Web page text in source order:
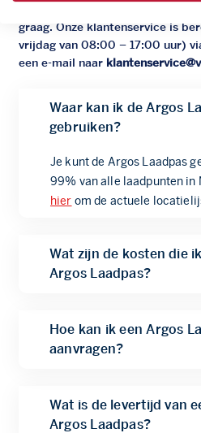
graag. Onze klantenservice is
vrijdag van 08:00 – 17:00 uur)
een e-mail naar
Waar kan ik de Argos
gebruiken?
Je kunt de Argos Laadpas
99% van alle laadpunten in
hier om de actuele
Wat zijn de kosten die
Argos Laadpas?
actieve laadpas per maand.
maandelijkse kosten, betaal
Hoe kan ik een Argos
aanvragen?
het formulier hier, op onze
pagina, in te vullen. Onze
Wat is de levertijd van
Argos Laadpas?